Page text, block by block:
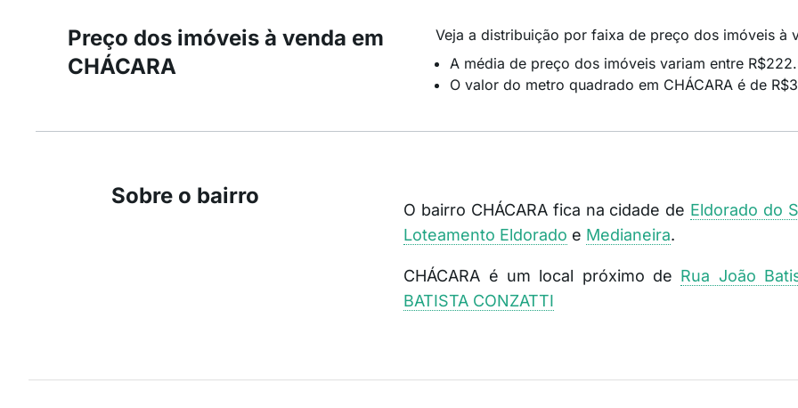
Preço dos imóveis à venda em
CHÁCARA
Veja a distribuição por faixa de preço dos imóveis à
A média de preço dos imóveis variam entre
O valor do metro quadrado em CHÁCARA é de
Sobre o bairro
O bairro CHÁCARA fica na cidade de Eldorado do
Loteamento Eldorado e Medianeira.
CHÁCARA é um local próximo de Rua João
BATISTA CONZATTI